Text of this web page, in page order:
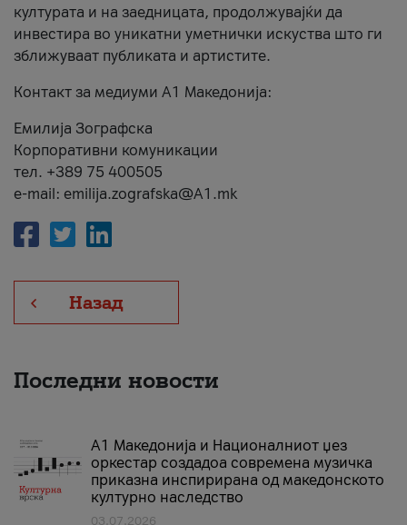
културата и на заедницата, продолжувајќи да
инвестира во уникатни уметнички искуства што ги
зближуваат публиката и артистите.
Контакт за медиуми А1 Македонија:
Емилија Зографска
Корпоративни комуникации
тел. +389 75 400505
e-mail: emilija.zografska@A1.mk
Назад
Последни новости
А1 Македонија и Националниот џез
оркестар создадоа современа музичка
приказна инспирирана од македонското
културно наследство
03.07.2026